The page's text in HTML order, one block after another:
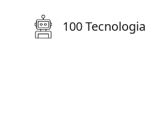
100 Tecnologia